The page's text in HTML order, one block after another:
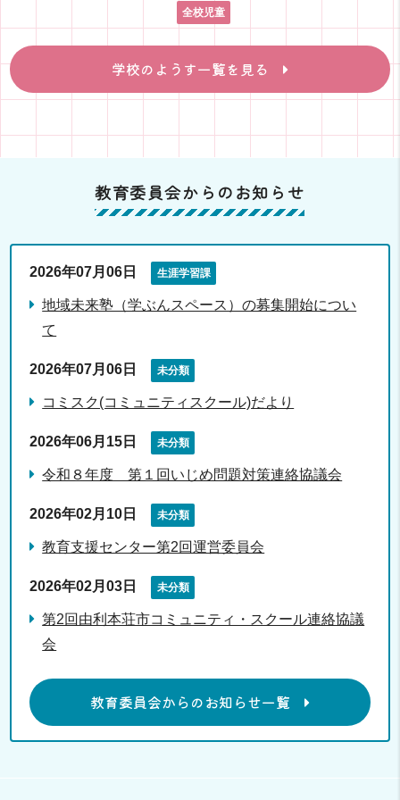
全校児童
学校のようす一覧を見る
教育委員会からのお知らせ
2026年07月06日 生涯学習課
地域未来塾（学ぶんスペース）の募集開始につい
て
2026年07月06日 未分類
コミスク(コミュニティスクール)だより
2026年06月15日 未分類
令和８年度 第１回いじめ問題対策連絡協議会
2026年02月10日 未分類
教育支援センター第2回運営委員会
2026年02月03日 未分類
第2回由利本荘市コミュニティ・スクール連絡協議
会
教育委員会からのお知らせ一覧